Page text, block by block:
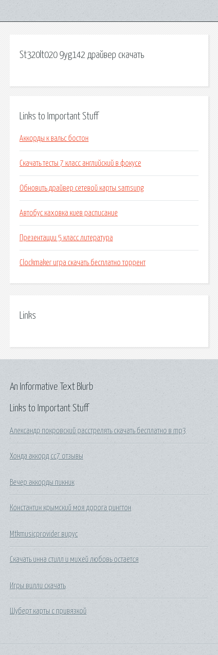
St320lt020 9yg142 драйвер скачать
Links to Important Stuff
Аккорды к вальс бостон
Скачать тесты 7 класс английский в фокусе
Обновить драйвер сетевой карты samsung
Автобус каховка киев расписание
Презентации 5 класс литература
Clockmaker игра скачать бесплатно торрент
Links
Links to Important Stuff
Александр покровский расстрелять скачать бесплатно в mp3
Хонда аккорд сс7 отзывы
Вечер аккорды пикник
Константин крымский моя дорога рингтон
Mtkmusicprovider вирус
Скачать инна стилл и михей любовь остается
Игры вилли скачать
Шуберт карты с привязкой
An Informative Text Blurb